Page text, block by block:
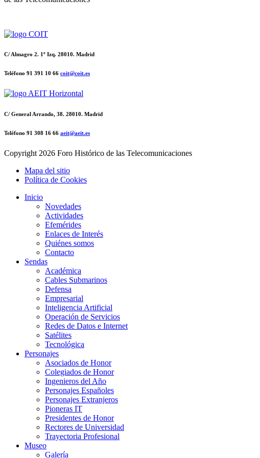
C/ Almagro 2. 1º Izq. 28010. Madrid
Teléfono 91 391 10 66 coit@coit.es
C/ General Arrando, 38. 28010. Madrid
Teléfono 91 308 16 66 aeit@aeit.es
Copyright 2026 Foro Histórico de las Telecomunicaciones
Mapa del sitio
Política de Cookies
Inicio
Novedades
Actividades
Efemérides
Enlaces de Interés
Quiénes somos
Contacto
Sendas
Académica
Cables Submarinos
Defensa
Empresarial
Inteligencia Artificial
Operación de Servicios
Redes de Datos e Internet
Satélites
Tecnológica
Personajes
Asociados de Honor
Colegiados de Honor
Ingenieros del Año
Personajes Españoles
Personajes Extranjeros
Pioneras IT
Presidentes de Honor
Rectores de Universidad
Trayectoria Profesional
Museo
Galería